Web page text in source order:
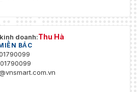
doanh:Thu Hà
BẮC